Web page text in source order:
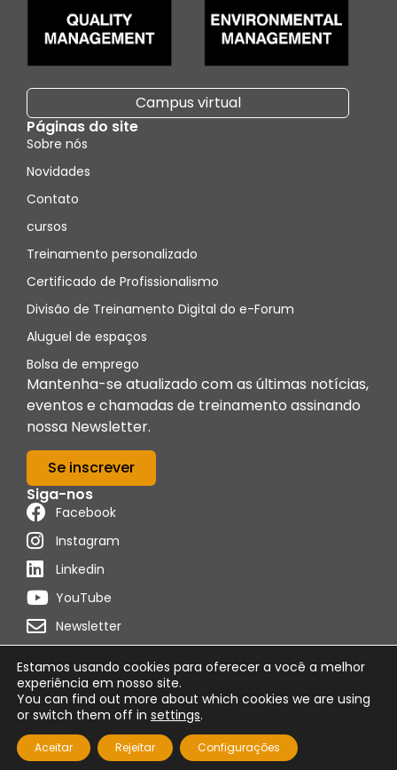
Campus virtual
Páginas do site
Sobre nós
Novidades
Contato
cursos
Treinamento personalizado
Certificado de Profissionalismo
Divisão de Treinamento Digital do e-Forum
Aluguel de espaços
Bolsa de emprego
Mantenha-se atualizado com as últimas notícias,
eventos e chamadas de treinamento assinando
nossa Newsletter.
Se inscrever
Siga-nos
Facebook
Instagram
Linkedin
YouTube
Newsletter
© 2026 Foro Técnico de Formación
Política de cookies Condições de usoAviso Legal
Distribuído porProgramon
Estamos usando cookies para oferecer a você a melhor
experiência em nosso site.
You can find out more about which cookies we are using
or switch them off in settings.
Aceitar Rejeitar Configurações